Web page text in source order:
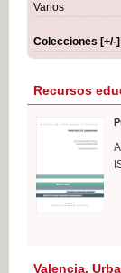
Varios
Colecciones [+/-]
Recursos
Valencia.